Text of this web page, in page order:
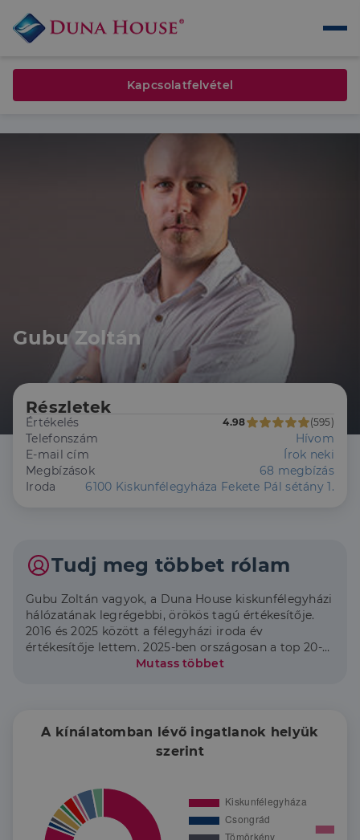
Kapcsolatfelvétel
Gubu Zoltán
Részletek
Értékelés 4.98 (595)
Telefonszám
Hívom
E-mail cím
Írok neki
Megbízások
68 megbízás
Iroda
6100 Kiskunfélegyháza Fekete Pál sétány 1.
Tudj meg többet rólam
Gubu Zoltán vagyok, a Duna House kiskunfélegyházi
hálózatának legrégebbi, örökös tagú értékesítője.
2016 és 2025 között a félegyházi iroda év
értékesítője lettem. 2025-ben országosan a top 20-
ban végeztem mintegy 1500 értékesítő között. Az
megadott feltételekkel rendelkezik. A feltételek
összehangolása komoly feladat, még akkor is, ha ez
elsőre nem tűnik annak. A tapasztalat ilyen
bizalommal!
Mutass többet
A kínálatomban lévő ingatlanok helyük
szerint